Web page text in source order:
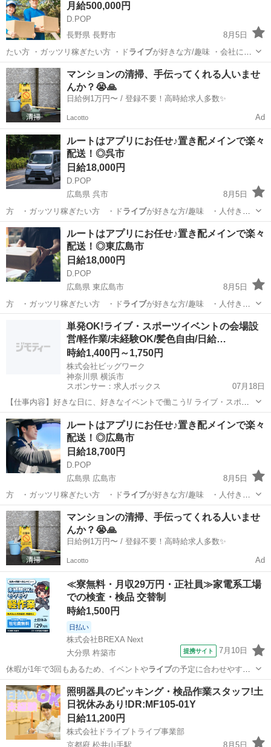
月給500,000円
D.POP
長野県 長野市
8月5日
たい方 ・ガッツリ稼ぎたい方 ・ド ライブが好きな方/趣味 ・会社に縛
られず自…
長野 長野市 歩合
マンションの清掃、手伝ってくれる人いませ
んか？😭🙏
日給例1万円〜 / 登録不要！高時給求人多数✨
Lacotto Ad
ルートはアプリにお任せ♪置き配メインで楽々
配送！◎呉市
日給18,000円
D.POP
広島県 呉市
8月5日
方 ・ガッツリ稼ぎたい方 ・ド ライブが好きな方/趣味 ・人付き合
いが苦…
広島 呉市 ドライバー 置き配
ルートはアプリにお任せ♪置き配メインで楽々
配送！◎東広島市
日給18,000円
D.POP
広島県 東広島市
8月5日
方 ・ガッツリ稼ぎたい方 ・ド ライブが好きな方/趣味 ・人付き合
いが苦…
東広島市 ドライバー 置き配
単発OK!ライブ・スポーツイベントの会場設
営/軽作業/未経験OK/髪色自由/日給…
時給1,400円～1,750円
株式会社ビッグワーク
神奈川県 横浜市
スポンサー：求人ボックス
07月18日
【仕事内容】好きな日に、好きなイベントで働こう!/ ライブ・スポー
ツイベントの会場設営スタッフ募集 単発1日OK!|履歴書不要&WEB登
録だけでスタート! 「今週だけ働きたい」「学校が休みの日だけ」「副
業で空いた日に」 そんな働き...
アルバイト・パート
ルートはアプリにお任せ♪置き配メインで楽々
配送！◎広島市
日給18,700円
D.POP
広島県 広島市
8月5日
方 ・ガッツリ稼ぎたい方 ・ド ライブが好きな方/趣味 ・人付き合
いが苦…
広島 広島市 ドライバー 置き配
マンションの清掃、手伝ってくれる人いませ
んか？😭🙏
日給例1万円〜 / 登録不要！高時給求人多数✨
Lacotto Ad
≪寮無料・月収29万円・正社員≫家電系工場
での検査・検品 交替制
時給1,500円
日払い
株式会社BREXA Next
大分県 杵築市
提携サイト 7月10日
休暇が1年で3回もあるため、イベントやライブの予定に合わせやすい
のがポイントです◎…
大分 杵築市 その他
照明器具のピッキング・検品作業スタッフ!土
日祝休みあり!DR:MF105-01Y
日給11,200円
株式会社ドライブトライブ事業部
京都府 松井山手駅
8月5日